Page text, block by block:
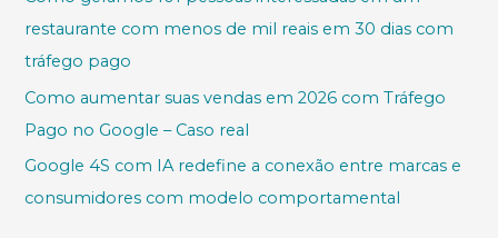
restaurante com menos de mil reais em 30 dias com
tráfego pago
Como aumentar suas vendas em 2026 com Tráfego
Pago no Google – Caso real
Google 4S com IA redefine a conexão entre marcas e
consumidores com modelo comportamental